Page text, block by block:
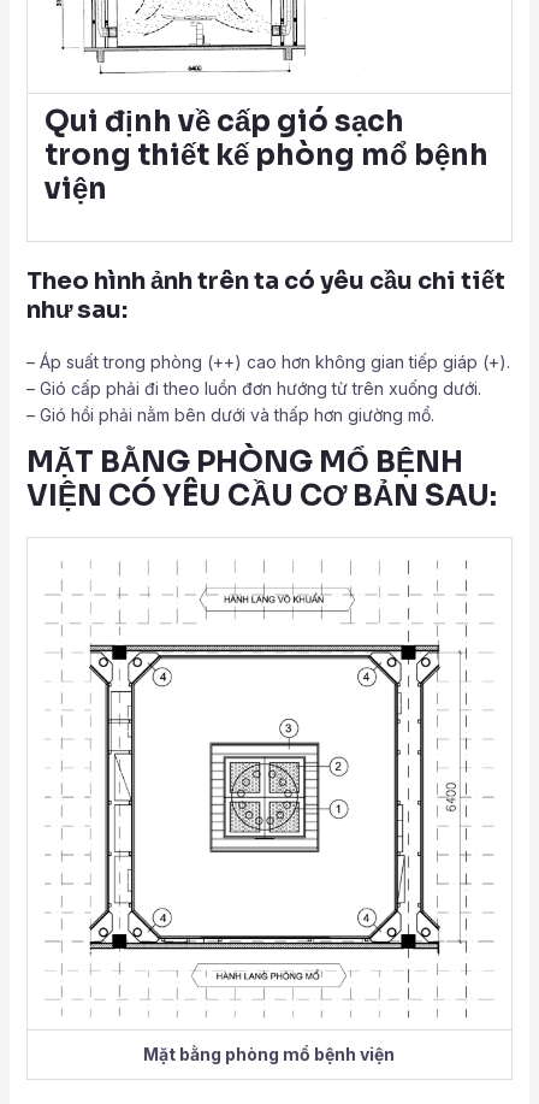
Qui định về cấp gió sạch
trong thiết kế phòng mổ bệnh
viện
Theo hình ảnh trên ta có yêu cầu chi tiết
như sau:
– Áp suất trong phòng (++) cao hơn không gian tiếp giáp (+).
– Gió cấp phải đi theo luồn đơn hướng từ trên xuống dưới.
– Gió hồi phải nằm bên dưới và thấp hơn giường mổ.
MẶT BẰNG PHÒNG MỔ BỆNH
VIỆN CÓ YÊU CẦU CƠ BẢN SAU:
Mặt bằng phòng mổ bệnh viện